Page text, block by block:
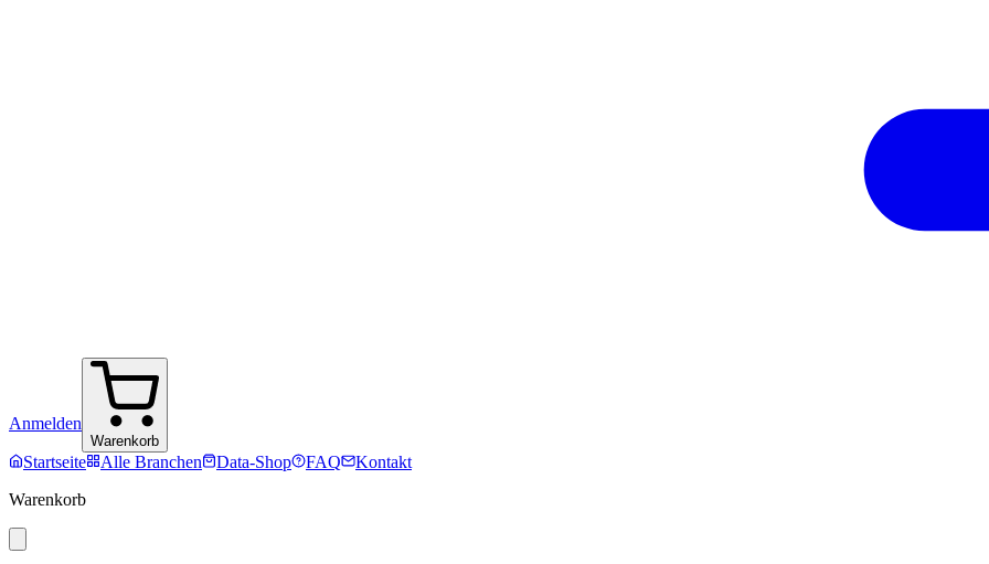
Anmelden
Warenkorb
Startseite Alle Branchen Data-Shop FAQ
Kontakt
Warenkorb